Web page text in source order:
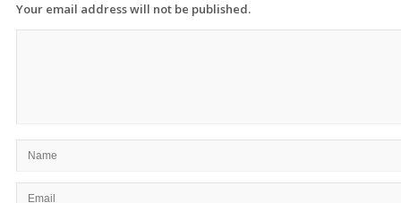
Your email address will not be published.